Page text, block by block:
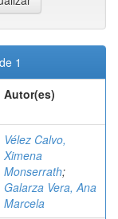
1
Autor(es)
Vélez Calvo,
Ximena
Monserrath;
Galarza Vera, Ana
Marcela